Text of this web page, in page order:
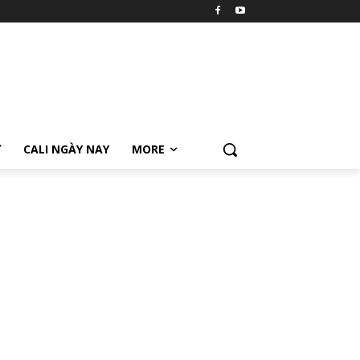
CALI NGÀY NAY MORE